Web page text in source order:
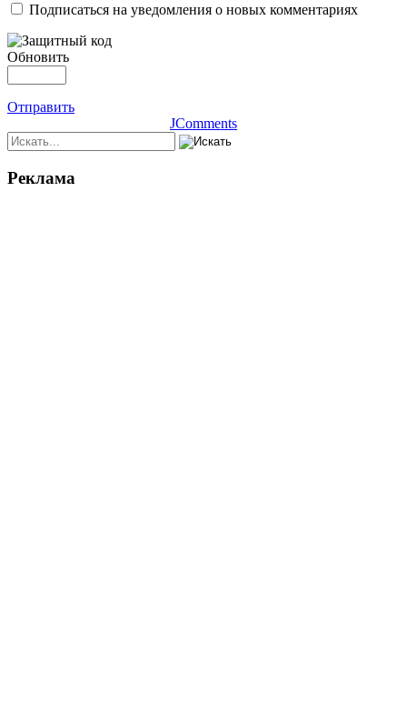
Подписаться на уведомления о новых комментариях
Обновить
Отправить
JComments
Реклама